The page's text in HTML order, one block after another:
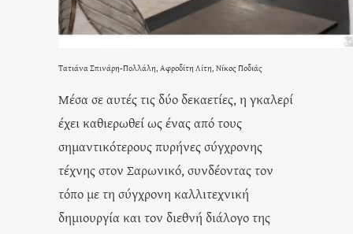
Τατιάνα Σπινάρη-Πολλάλη, Αφροδίτη Λίτη, Νίκος Ποδιάς
Μέσα σε αυτές τις δύο δεκαετίες, η γκαλερί
έχει καθιερωθεί ως ένας από τους
σημαντικότερους πυρήνες σύγχρονης
τέχνης στον Σαρωνικό, συνδέοντας τον
τόπο με τη σύγχρονη καλλιτεχνική
δημιουργία και τον διεθνή διάλογο της